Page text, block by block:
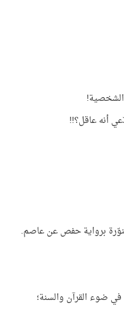
الشخصية!
أنه عاقل؟!!
برواية حفص عن عاصم.
علم الأجنة في ضوء القرآن والسنة؛